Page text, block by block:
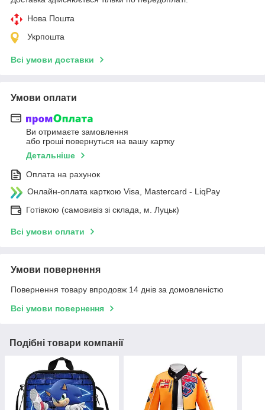
Нова Пошта
Укрпошта
Всі умови доставки
Умови оплати
Ви отримаєте замовлення
або гроші повернуться на вашу картку
Детальніше
Оплата на рахунок
Онлайн-оплата карткою Visa, Mastercard - LiqPay
Готівкою (самовивіз зі склада, м. Луцьк)
Всі умови оплати
Умови повернення
Повернення товару впродовж 14 днів за домовленістю
Всі умови повернення
Подібні товари компанії